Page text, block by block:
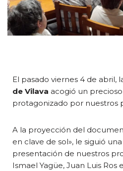
El pasado viernes 4 de abril,
de Vilava acogió un
protagonizado por nuestros
A la proyección del
en clave de sol», le siguió
presentación de nuestros
Ismael Yagüe, Juan Luis Ros